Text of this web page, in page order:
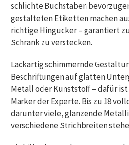
schlichte Buchstaben
gestalteten Etiketten machen
richtige Hingucker – garantiert
Schrank zu verstecken.
Lackartig schimmernde
Beschriftungen auf glatten
Metall oder Kunststoff – dafür
Marker der Experte. Bis zu 18
darunter viele, glänzende
verschiedene Strichbreiten